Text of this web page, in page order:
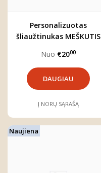
Personalizuotas
šliaužtinukas MEŠKUTIS
Nuo €2000
DAUGIAU
Į NORŲ SĄRAŠĄ
Naujiena